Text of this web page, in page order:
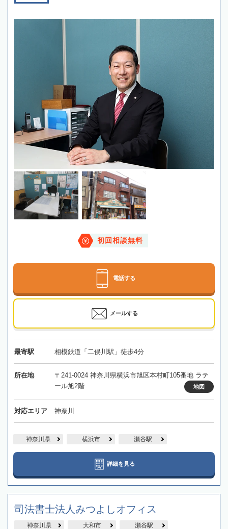
初回相談無料
電話する
メールする
最寄駅 相模鉄道「二俣川駅」徒歩4分
所在地
〒241-0024 神奈川県横浜市旭区本村町105番地 ラテ
ール旭2階
地図
対応エリア 神奈川
神奈川県 横浜市 瀬谷駅
詳細を見る
司法書士法人みつよしオフィス
神奈川県 大和市 瀬谷駅